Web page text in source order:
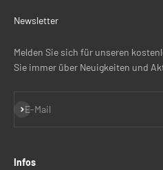
Newsletter
Melden Sie sich für unseren
Sie immer über Neuigkeiten und
E-Mail
Abonnieren
Infos